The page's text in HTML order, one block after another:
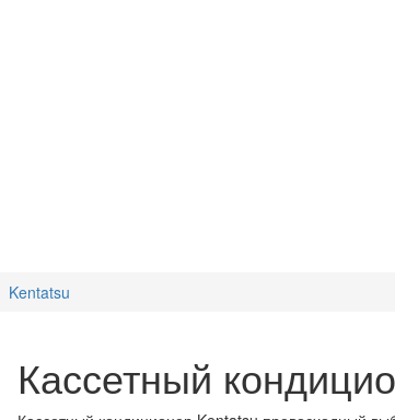
Kentatsu
Кассетный